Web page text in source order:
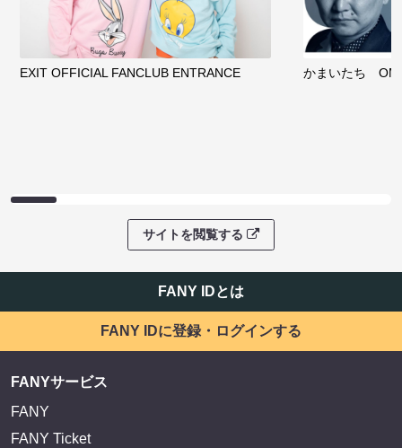
EXIT OFFICIAL FANCLUB ENTRANCE かまいたち
サイトを閲覧する
FANY IDとは
FANY IDに登録・ログインする
FANYサービス
FANY
FANY Ticket